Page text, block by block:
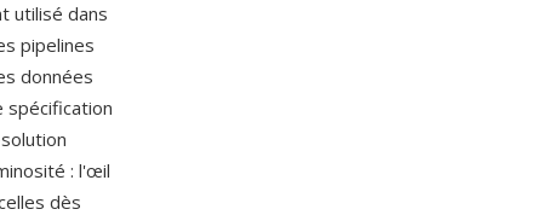
utilisé dans
pipelines
données
spécification
: l'œil
dès